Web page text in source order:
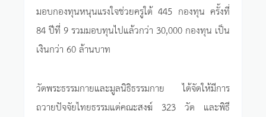
มอบกองทุนหนุนแรงใจช่วยครูใต้ 445 กองทุน ครั้งที่
84 ปีที่ 9 รวมมอบทุนไปแล้วกว่า 30,000 กองทุน เป็น
เงินกว่า 60 ล้านบาท
วัดพระธรรมกายและมูลนิธิธรรมกาย ได้จัดให้มีการ
ถวายปัจจัยไทยธรรมแด่คณะสงฆ์ 323 วัด และพิธี